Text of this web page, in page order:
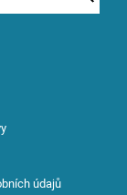
údajů